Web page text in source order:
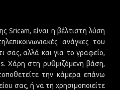
Sricam, είναι η βέλτιστη λύση
ανάγκες του
σας, αλλά και για το γραφείο,
Χάρη στη ρυθμιζόμενη βάση,
την κάμερα επάνω
σας, ή να τη χρησιμοποιείτε